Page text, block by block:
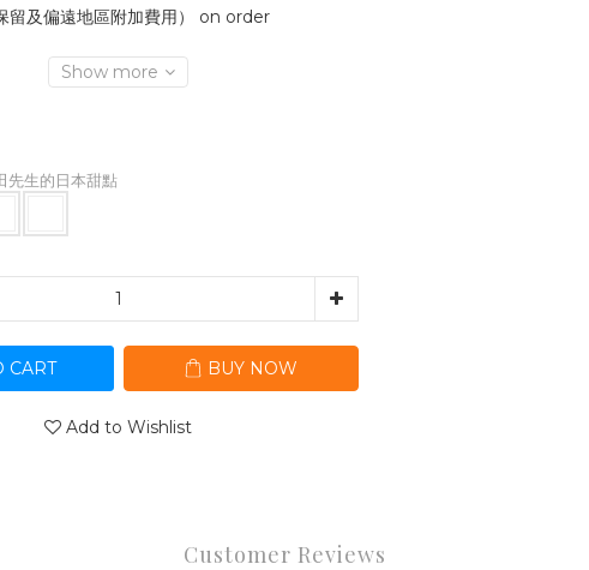
留及偏遠地區附加費用） on order
Show more
先生的日本甜點
CART BUY NOW
Add to Wishlist
Customer Reviews